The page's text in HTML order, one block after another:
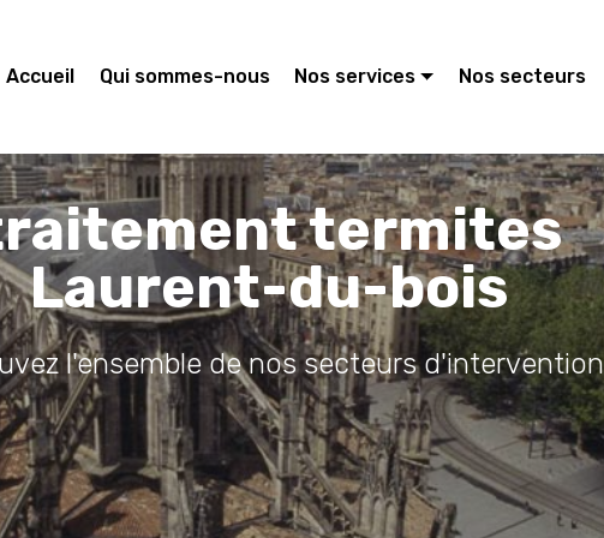
Accueil Qui sommes-nous Nos services Nos secteurs
termites
Laurent-du-bois
l'ensemble de nos secteurs d'intervention